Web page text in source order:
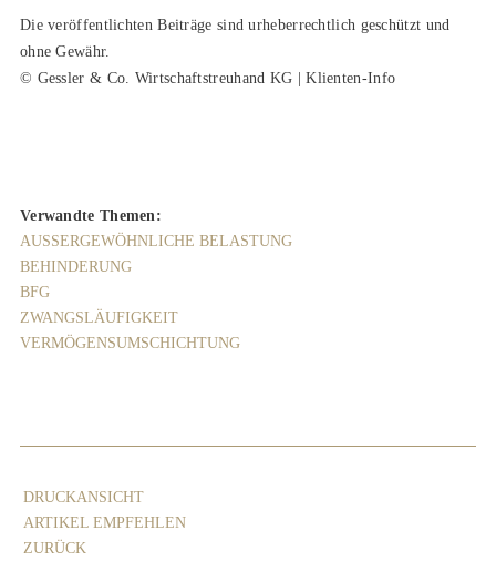
Die veröffentlichten Beiträge sind urheberrechtlich geschützt und
ohne Gewähr.
© Gessler & Co. Wirtschaftstreuhand KG | Klienten-Info
Verwandte Themen:
AUSSERGEWÖHNLICHE BELASTUNG
BEHINDERUNG
BFG
ZWANGSLÄUFIGKEIT
VERMÖGENSUMSCHICHTUNG
DRUCKANSICHT
ARTIKEL EMPFEHLEN
ZURÜCK